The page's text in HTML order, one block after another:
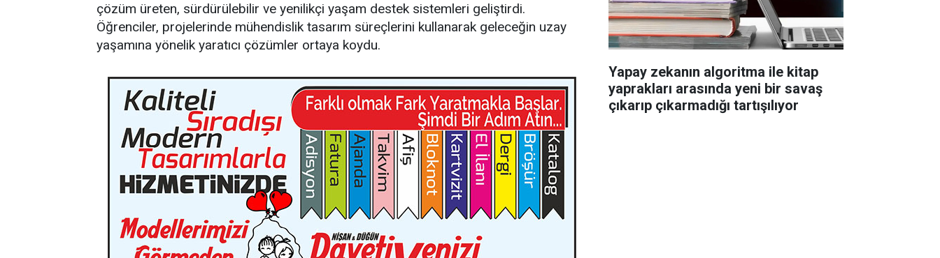
çözüm üreten, sürdürülebilir ve yenilikçi yaşam destek sistemleri geliştirdi.
Öğrenciler, projelerinde mühendislik tasarım süreçlerini kullanarak geleceğin uzay
yaşamına yönelik yaratıcı çözümler ortaya koydu.
Yapay zekanın algoritma ile kitap
yaprakları arasında yeni bir savaş
çıkarıp çıkarmadığı tartışılıyor